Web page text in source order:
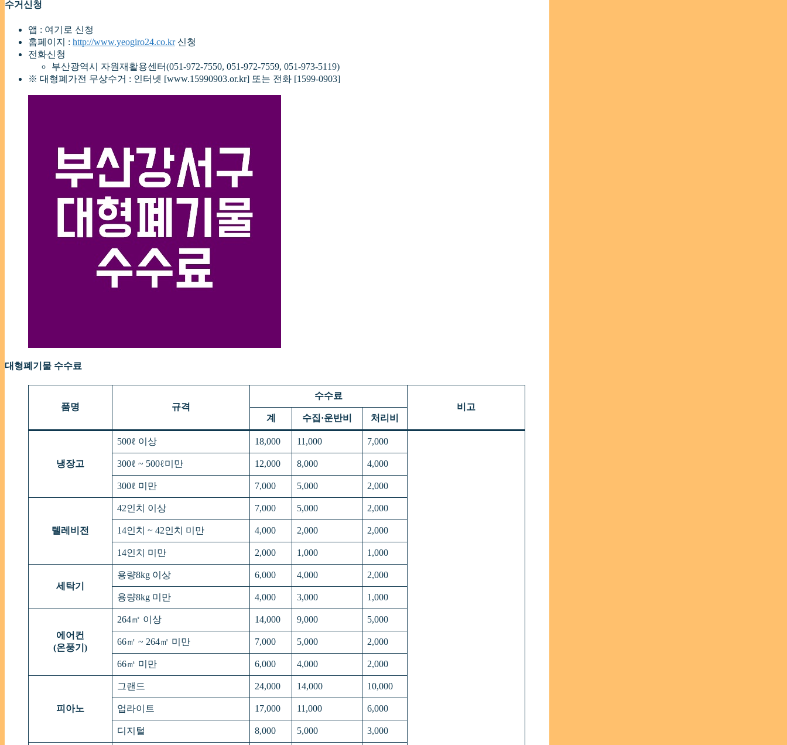
수거신청
앱 : 여기로 신청
홈페이지 : http://www.yeogiro24.co.kr신청
전화신청
부산광역시 자원재활용센터(051-972-7550, 051-972-7559, 051-973-5119)
※ 대형폐가전 무상수거 : 인터넷 [www.15990903.or.kr] 또는 전화 [1599-0903]
대형폐기물 수수료
품명 규격
수수료
비고
계
수집·운반비 처리비
냉장고
500ℓ 이상 18,000 11,000 7,000
300ℓ ~ 500ℓ미만 12,000 8,000 4,000
300ℓ 미만 7,000 5,000 2,000
텔레비전
42인치 이상 7,000 5,000 2,000
14인치 ~ 42인치 미만 4,000 2,000 2,000
14인치 미만 2,000 1,000 1,000
세탁기
용량8kg 이상 6,000 4,000 2,000
용량8kg 미만 4,000 3,000 1,000
에어컨
(온풍기)
264㎡ 이상 14,000 9,000 5,000
66㎡ ~ 264㎡ 미만 7,000 5,000 2,000
66㎡ 미만 6,000 4,000 2,000
피아노
그랜드 24,000 14,000 10,000
업라이트 17,000 11,000 6,000
디지털 8,000 5,000 3,000